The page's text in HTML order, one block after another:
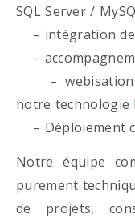
SQL Server /
– intégration de
–
– webisation
notre technologie
– Déploiement
Notre équipe
purement
de projets,